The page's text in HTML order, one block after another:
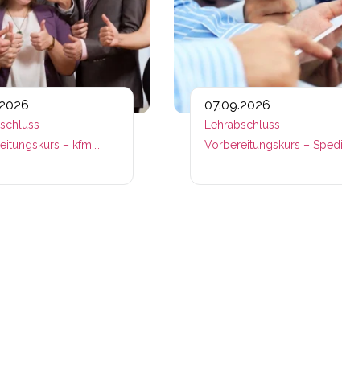
– kfm.
07.09.2026
Lehrabschluss
Vorbereitungskurs –